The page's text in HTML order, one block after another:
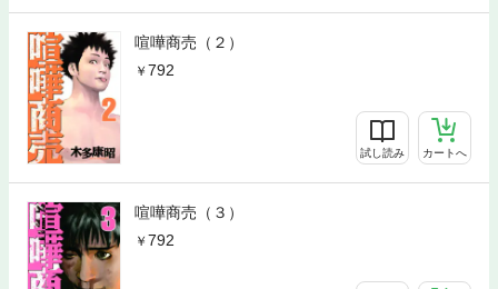
喧嘩商売（２）
792
試し読み カートへ
喧嘩商売（３）
792